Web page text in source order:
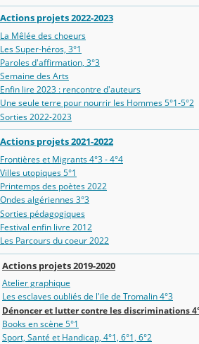
Actions projets 2022-2023
La Mêlée des choeurs
Les Super-héros, 3°1
Paroles d'affirmation, 3°3
Semaine des Arts
Enfin lire 2023 : rencontre d'auteurs
Une seule terre pour nourrir les Hommes 5°1-5°2
Sorties 2022-2023
Actions projets 2021-2022
Frontières et Migrants 4°3 - 4°4
Villes utopiques 5°1
Printemps des poètes 2022
Ondes algériennes 3°3
Sorties pédagogiques
Festival enfin livre 2012
Les Parcours du coeur 2022
Actions projets 2019-2020
Atelier graphique
Les esclaves oubliés de l'ïle de Tromalin 4°3
Dénoncer et lutter contre les discriminations
Books en scène 5°1
Sport, Santé et Handicap, 4°1, 6°1, 6°2